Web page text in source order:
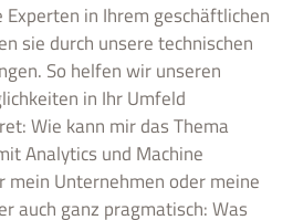
Experten in Ihrem geschäftlichen
sie durch unsere technischen
So helfen wir unseren
in Ihr Umfeld
Wie kann mir das Thema
Analytics und Machine
Unternehmen oder meine
auch ganz pragmatisch: Was